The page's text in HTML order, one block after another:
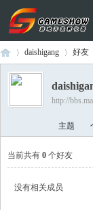
›
daishigang 好友
http://
主题
当前共有 0 个好友
没有相关成员